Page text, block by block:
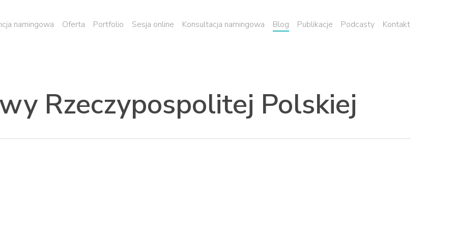
namingowa Oferta Portfolio Sesja online Konsultacja namingowa Blog Publikacje Podcasty Kontakt
Rzeczypospolitej Polskiej